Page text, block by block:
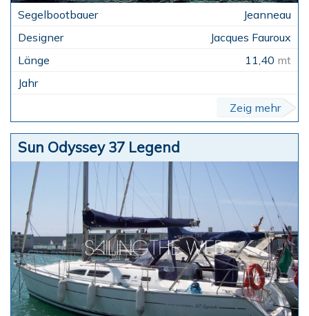
Jeanneau
Jacques Fauroux
11,40 mt
Zeig mehr
Sun Odyssey 37 Legend